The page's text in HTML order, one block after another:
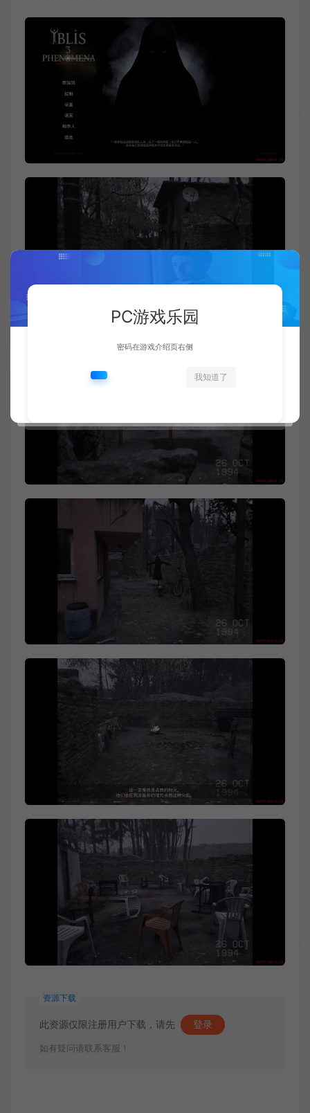
资源下载
此资源仅限注册用户下载，请先 登录
如有疑问请联系客服！
PC游戏乐园
密码在游戏介绍页右侧
我知道了